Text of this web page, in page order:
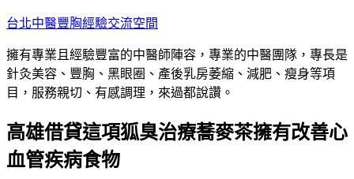
跳
主
要
內
台北中醫豐胸經驗交流空間
擁有專業且經驗豐富的中醫師陣容，專業的中醫團隊，專長是
針灸美容、豐胸、黑眼圈、產後乳房萎縮、減肥、瘦身等項
目，服務親切、有感調理，來過都說讚。
高雄借貸這項狐臭治療蕎麥茶擁有改善心
血管疾病食物